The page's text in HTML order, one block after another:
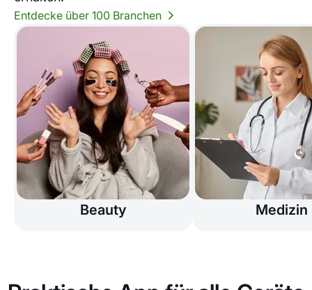
Entdecke über 100 Branchen
Beauty Medizin